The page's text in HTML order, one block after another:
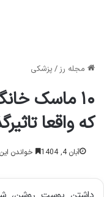
مجله رز/ پزشکی
۱۰ ماسک
که واقعا
آبان 4, 1404 خواندن این مطلب 9